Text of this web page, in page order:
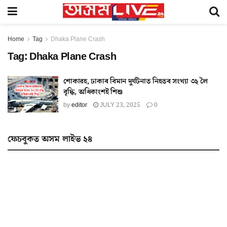
Home Tag Dhaka Plane Crash
Tag: Dhaka Plane Crash
শোকাৱহ, ঢাকাৰ বিমান দুৰ্ঘটনাত নিহতৰ সংখ্যা ৩২ লৈ
বৃদ্ধি, অধিকাংশই শিশু
byeditor JULY 23, 2025 0
ফেচবুকত অসম লাইভ ২৪